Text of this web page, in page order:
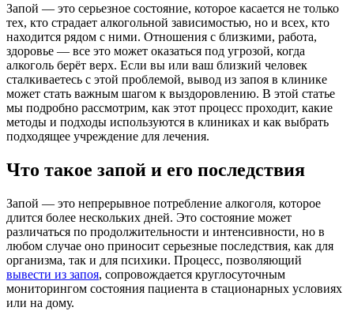
Запой — это серьезное состояние, которое касается не только
тех, кто страдает алкогольной зависимостью, но и всех, кто
находится рядом с ними. Отношения с близкими, работа,
здоровье — все это может оказаться под угрозой, когда
алкоголь берёт верх. Если вы или ваш близкий человек
сталкиваетесь с этой проблемой, вывод из запоя в клинике
может стать важным шагом к выздоровлению. В этой статье
мы подробно рассмотрим, как этот процесс проходит, какие
методы и подходы используются в клиниках и как выбрать
подходящее учреждение для лечения.
Что такое запой и его последствия
Запой — это непрерывное потребление алкоголя, которое
длится более нескольких дней. Это состояние может
различаться по продолжительности и интенсивности, но в
любом случае оно приносит серьезные последствия, как для
организма, так и для психики. Процесс, позволяющий
вывести из запоя, сопровождается круглосуточным
мониторингом состояния пациента в стационарных условиях
или на дому.